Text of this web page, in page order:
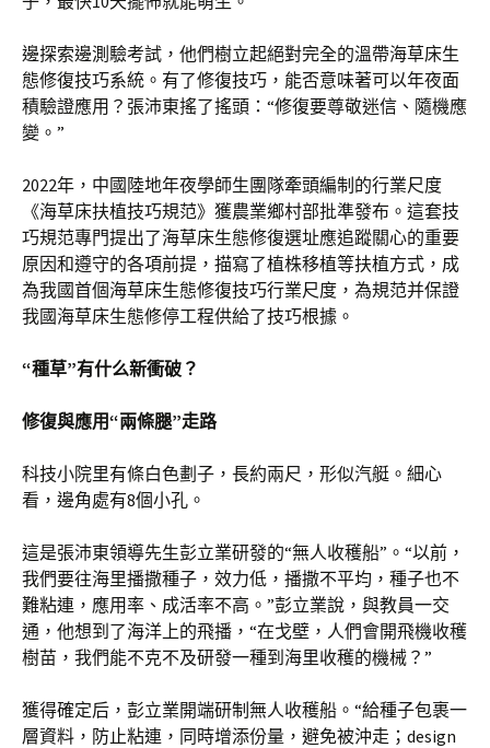
邊探索邊測驗考試，他們樹立起絕對完全的溫帶海草床生
態修復技巧系統。有了修復技巧，能否意味著可以年夜面
積驗證應用？張沛東搖了搖頭：“修復要尊敬迷信、隨機應
變。”
2022年，中國陸地年夜學師生團隊牽頭編制的行業尺度
《海草床扶植技巧規范》獲農業鄉村部批準發布。這套技
巧規范專門提出了海草床生態修復選址應追蹤關心的重要
原因和遵守的各項前提，描寫了植株移植等扶植方式，成
為我國首個海草床生態修復技巧行業尺度，為規范并保證
我國海草床生態修停工程供給了技巧根據。
“種草”有什么新衝破？
修復與應用“兩條腿”走路
科技小院里有條白色劃子，長約兩尺，形似汽艇。細心
看，邊角處有8個小孔。
這是張沛東領導先生彭立業研發的“無人收穫船”。“以前，
我們要往海里播撒種子，效力低，播撒不平均，種子也不
難粘連，應用率、成活率不高。”彭立業說，與教員一交
通，他想到了海洋上的飛播，“在戈壁，人們會開飛機收穫
樹苗，我們能不克不及研發一種到海里收穫的機械？”
獲得確定后，彭立業開端研制無人收穫船。“給種子包裹一
層資料，防止粘連，同時增添份量，避免被沖走；design